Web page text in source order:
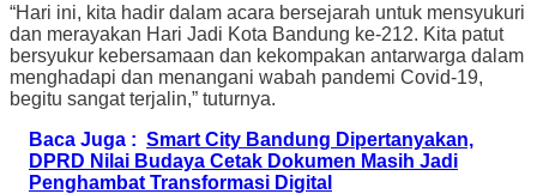
“Hari ini, kita hadir dalam acara bersejarah untuk mensyukuri
dan merayakan Hari Jadi Kota Bandung ke-212. Kita patut
bersyukur kebersamaan dan kekompakan antarwarga dalam
menghadapi dan menangani wabah pandemi Covid-19,
begitu sangat terjalin,” tuturnya.
Baca Juga : Smart City Bandung Dipertanyakan,
DPRD Nilai Budaya Cetak Dokumen Masih Jadi
Penghambat Transformasi Digital